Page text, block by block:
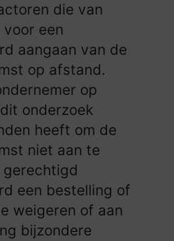
die van
voor een
aangaan van de
op afstand.
op
onderzoek
heeft om de
niet aan te
gerechtigd
een bestelling of
weigeren of aan
bijzondere